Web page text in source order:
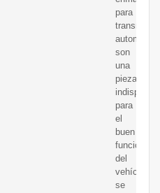
para
automática
son
una
pieza
para
el
buen
del
vehículo;
se